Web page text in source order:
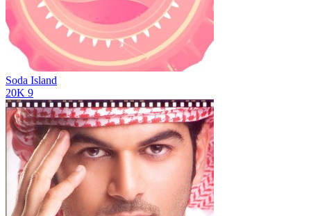
Soda Island
20K 9